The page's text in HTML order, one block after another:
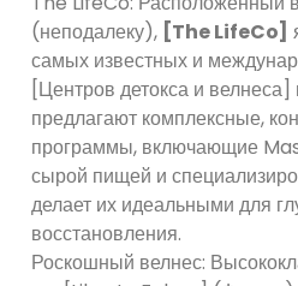
(неподалеку), [The LifeCo]
самых известных и
[Центров детокса и
предлагают комплексные,
программы, включающие
сырой пищей и
делает их идеальными для
восстановления.
Роскошный велнес: